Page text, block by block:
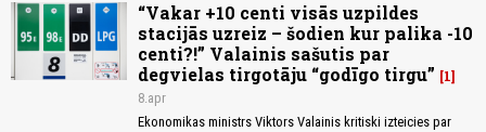
“Vakar +10 centi visās uzpildes
stacijās uzreiz – šodien kur palika -10
centi?!” Valainis sašutis par
degvielas tirgotāju “godīgo tirgu”
1
8.apr
Ekonomikas ministrs Viktors Valainis kritiski izteicies par